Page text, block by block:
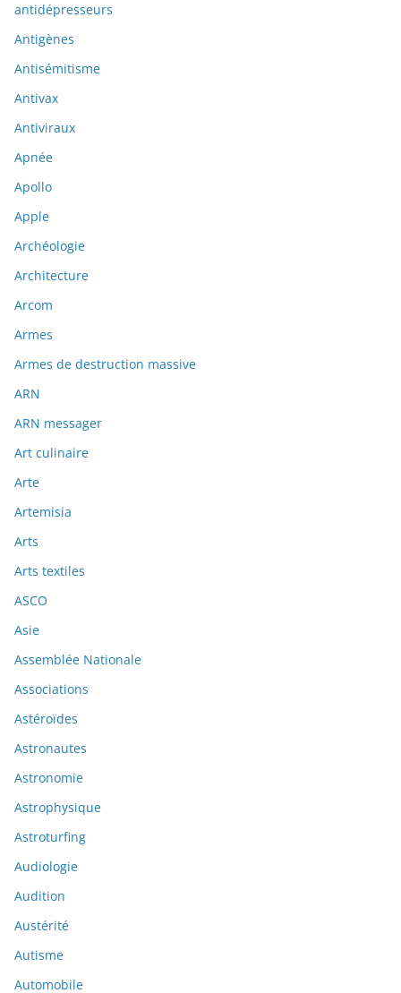
antidépresseurs
Antigènes
Antisémitisme
Antivax
Antiviraux
Apnée
Apollo
Apple
Archéologie
Architecture
Arcom
Armes
Armes de destruction massive
ARN
ARN messager
Art culinaire
Arte
Artemisia
Arts
Arts textiles
ASCO
Asie
Assemblée Nationale
Associations
Astéroïdes
Astronautes
Astronomie
Astrophysique
Astroturfing
Audiologie
Audition
Austérité
Autisme
Automobile